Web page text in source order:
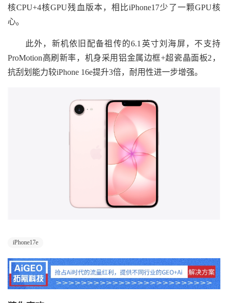
核CPU+4核GPU残血版本，相比iPhone17少了一颗GPU核
心。
此外，新机依旧配备祖传的6.1英寸刘海屏，不支持
ProMotion高刷新率，机身采用铝金属边框+超瓷晶面板2，
抗刮划能力较iPhone 16e提升3倍，耐用性进一步增强。
iPhone17e